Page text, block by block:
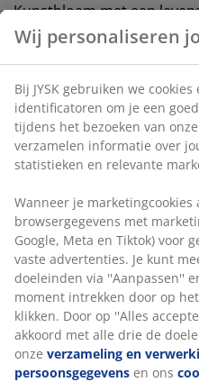
Kunstbloem met een
witte kleur. De bloem
aantrekkingskracht van
onderhoud. Ideaal om los
groter boeket neer te
Artikelnummer: 4912954
Specificaties
Beoordelingen
(0)
Wij personaliseren
Bij JYSK gebruiken we
identificatoren om je een
tijdens het bezoeken van
verzamelen informatie over
statistieken en relevante
Wanneer je marketingcookies
browsergegevens met
Google, Meta en Tiktok) voor
vaste advertenties. Je kunt
doeleinden via ''Aanpassen''
moment intrekken door op
klikken. Door op ''Alles
akkoord met alle drie de
onze verzameling en
persoonsgegevens en ons